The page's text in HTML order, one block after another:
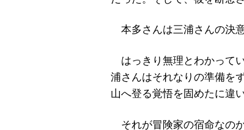
本多さんは三浦さんの決
はっきり無理とわかって
浦さんはそれなりの準備を
山へ登る覚悟を固めたに違い
それが冒険家の宿命なのか